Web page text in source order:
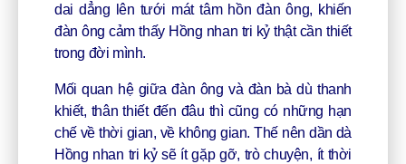
dai dẳng lên tưới mát tâm hồn đàn ông, khiến
đàn ông cảm thấy Hồng nhan tri kỷ thật cần thiết
trong đời mình.
Mối quan hệ giữa đàn ông và đàn bà dù thanh
khiết, thân thiết đến đâu thì cũng có những hạn
chế về thời gian, về không gian. Thế nên dần dà
Hồng nhan tri kỷ sẽ ít gặp gỡ, trò chuyện, ít thời